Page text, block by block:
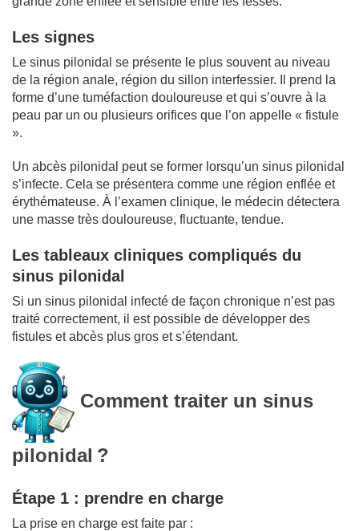
Les signes
Le sinus pilonidal se présente le plus souvent au niveau
de la région anale, région du sillon interfessier. Il prend la
forme d’une tuméfaction douloureuse et qui s’ouvre à la
peau par un ou plusieurs orifices que l’on appelle « fistule
».
Un abcès pilonidal peut se former lorsqu’un sinus pilonidal
s’infecte. Cela se présentera comme une région enflée et
érythémateuse. À l’examen clinique, le médecin détectera
une masse très douloureuse, fluctuante, tendue.
Les tableaux cliniques compliqués du
sinus pilonidal
Si un sinus pilonidal infecté de façon chronique n’est pas
traité correctement, il est possible de développer des
fistules et abcès plus gros et s’étendant.
Comment traiter un sinus
pilonidal ?
Étape 1 : prendre en charge
La prise en charge est faite par :